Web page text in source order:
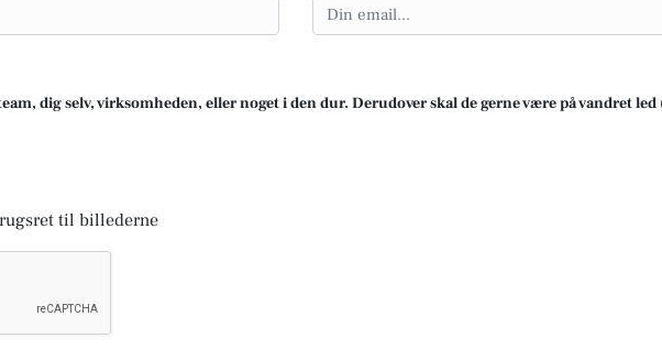
dig selv, virksomheden, eller noget i den dur. Derudover skal de gerne være på vandret
til billederne